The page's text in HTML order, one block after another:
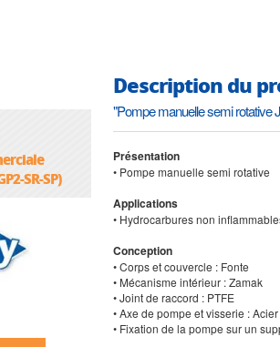
SR-SP)
Description du
"Pompe manuelle semi rotative
Présentation
• Pompe manuelle semi rotative
Applications
• Hydrocarbures non
Conception
• Corps et couvercle : Fonte
• Mécanisme intérieur : Zamak
• Joint de raccord : PTFE
• Axe de pompe et visserie : Acier
• Fixation de la pompe sur un